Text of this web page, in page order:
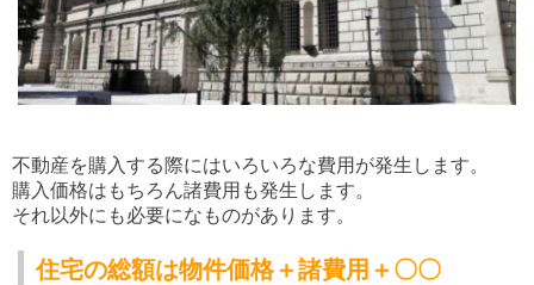
不動産を購入する際にはいろいろな費用が発生します。
購入価格はもちろん諸費用も発生します。
それ以外にも必要になものがあります。
住宅の総額は物件価格＋諸費用＋〇〇